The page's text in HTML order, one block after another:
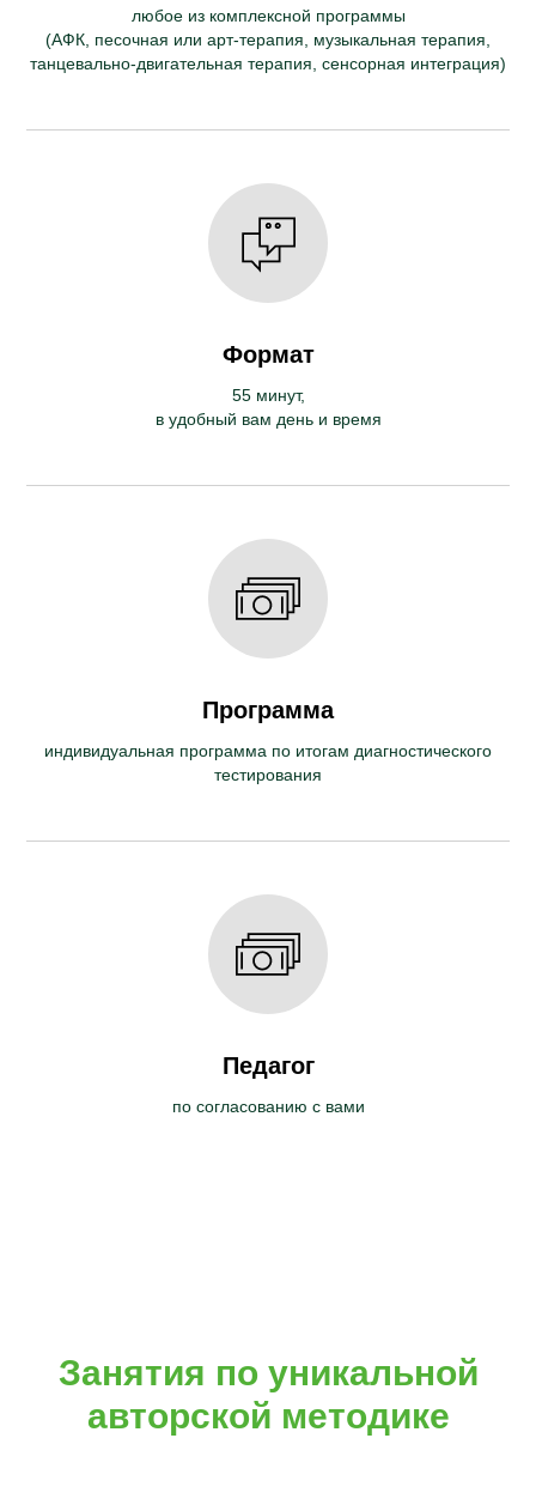
любое из комплексной программы
(АФК, песочная или арт-терапия, музыкальная терапия,
танцевально-двигательная терапия, сенсорная интеграция)
Формат
55 минут,
в удобный вам день и время
Программа
индивидуальная программа по итогам диагностического
тестирования
Педагог
по согласованию с вами
Занятия по уникальной
авторской методике